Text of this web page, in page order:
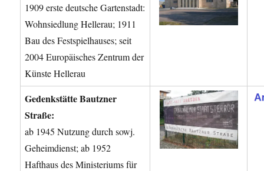
1909 erste deutsche Gartenstadt:
Wohnsiedlung Hellerau; 1911
Bau des Festspielhauses; seit
2004 Europäisches Zentrum der
Künste Hellerau
Gedenkstätte Bautzner
Straße:
ab 1945 Nutzung durch sowj.
Geheimdienst; ab 1952
Hafthaus des Ministeriums für